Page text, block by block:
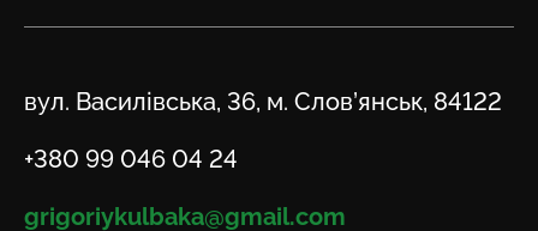
Адреса
вул. Василівська, 36, м. Слов’янськ, 84122
Телефон
+380 99 046 04 24
Email
grigoriykulbaka@gmail.com